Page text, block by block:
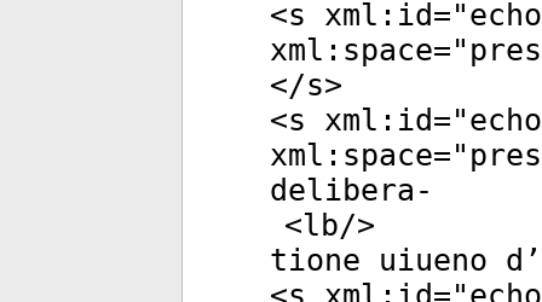
<s xml:id="
xml:space="
</s>
<s xml:id="
xml:space="
delibera-
<lb/>
tione uiueno